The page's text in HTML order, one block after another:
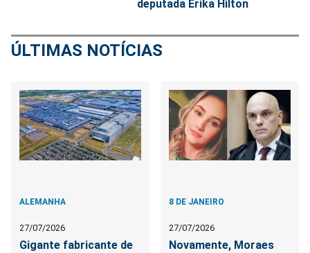
deputada Erika Hilton
ÚLTIMAS NOTÍCIAS
ALEMANHA
27/07/2026
Gigante fabricante de
8 DE JANEIRO
27/07/2026
Novamente, Moraes